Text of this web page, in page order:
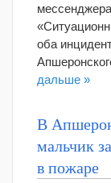
оба
дальше »
В
мальчик
в пожаре